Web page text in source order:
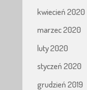
kwiecień 2020
marzec 2020
luty 2020
styczeń 2020
grudzień 2019